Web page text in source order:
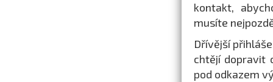
kontakt,
musíte
Dřívější
chtějí dopravit
pod odkazem